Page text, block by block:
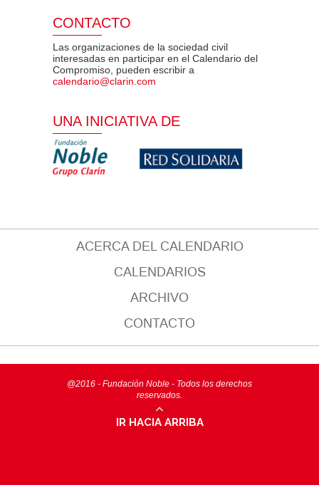
CONTACTO
Las organizaciones de la sociedad civil
interesadas en participar en el Calendario del
Compromiso, pueden escribir a
calendario@clarin.com
UNA INICIATIVA DE
ACERCA DEL CALENDARIO
CALENDARIOS
ARCHIVO
CONTACTO
@2016 - Fundación Noble - Todos los derechos
reservados.
IR HACIA ARRIBA